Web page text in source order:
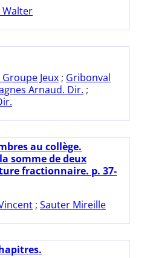
Walter
Groupe Jeux ; Gribonval
Arnaud. Dir. ;
au collège.
somme de deux
fractionnaire. p. 37-
; Sauter Mireille